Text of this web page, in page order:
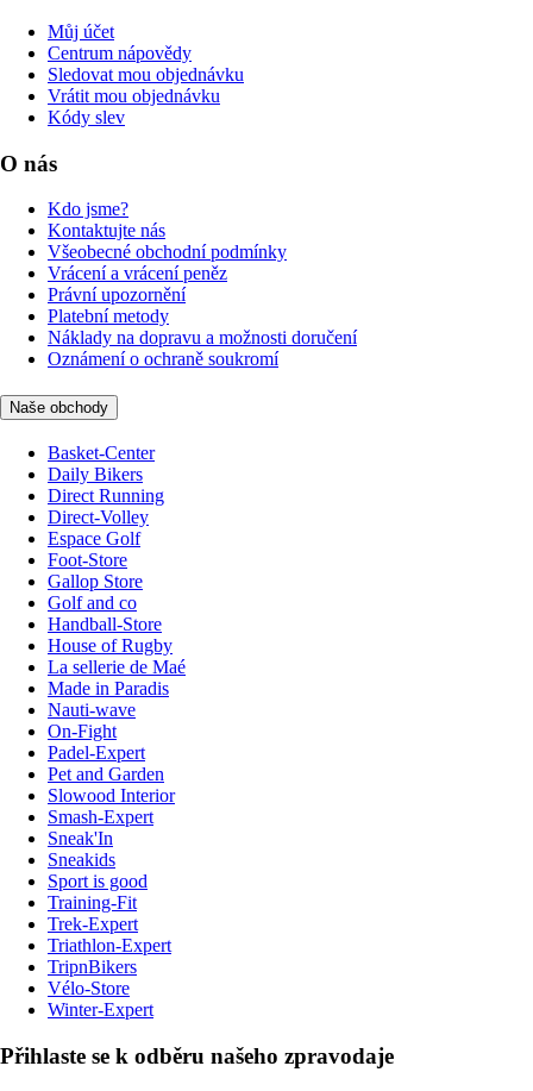
Můj účet
Centrum nápovědy
Sledovat mou objednávku
Vrátit mou objednávku
Kódy slev
O nás
Kdo jsme?
Kontaktujte nás
Všeobecné obchodní podmínky
Vrácení a vrácení peněz
Právní upozornění
Platební metody
Náklady na dopravu a možnosti doručení
Oznámení o ochraně soukromí
Naše obchody
Basket-Center
Daily Bikers
Direct Running
Direct-Volley
Espace Golf
Foot-Store
Gallop Store
Golf and co
Handball-Store
House of Rugby
La sellerie de Maé
Made in Paradis
Nauti-wave
On-Fight
Padel-Expert
Pet and Garden
Slowood Interior
Smash-Expert
Sneak'In
Sneakids
Sport is good
Training-Fit
Trek-Expert
Triathlon-Expert
TripnBikers
Vélo-Store
Winter-Expert
Přihlaste se k odběru našeho zpravodaje